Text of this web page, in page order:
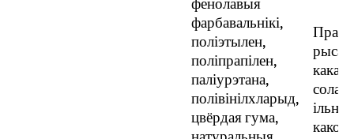
фарбавальнікі,
поліэтылен,
поліпрапілен,
паліурэтана,
полівінілхларыд,
цвёрдая гума,